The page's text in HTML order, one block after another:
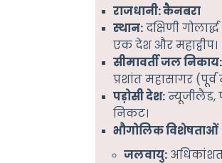
राजधानी: कैनबरा
स्थान:दक्षिणी
एक देश और महाद्वीप।
सीमावर्ती जल निकाय:
प्रशांत महासागर
पड़ोसी देश:न्यूजीलैंड,
निकट।
भौगोलिक विशेषताओं
जलवायु: